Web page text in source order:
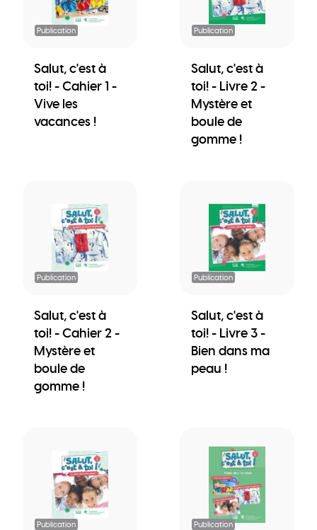
Publication
Salut, c'est à
toi! - Cahier 1 -
Vive les
vacances !
Publication
Salut, c'est à
toi! - Livre 2 -
Mystère et
boule de
gomme !
Publication
Salut, c'est à
toi! - Cahier 2 -
Mystère et
boule de
gomme !
Publication
Salut, c'est à
toi! - Livre 3 -
Bien dans ma
peau !
Publication Publication